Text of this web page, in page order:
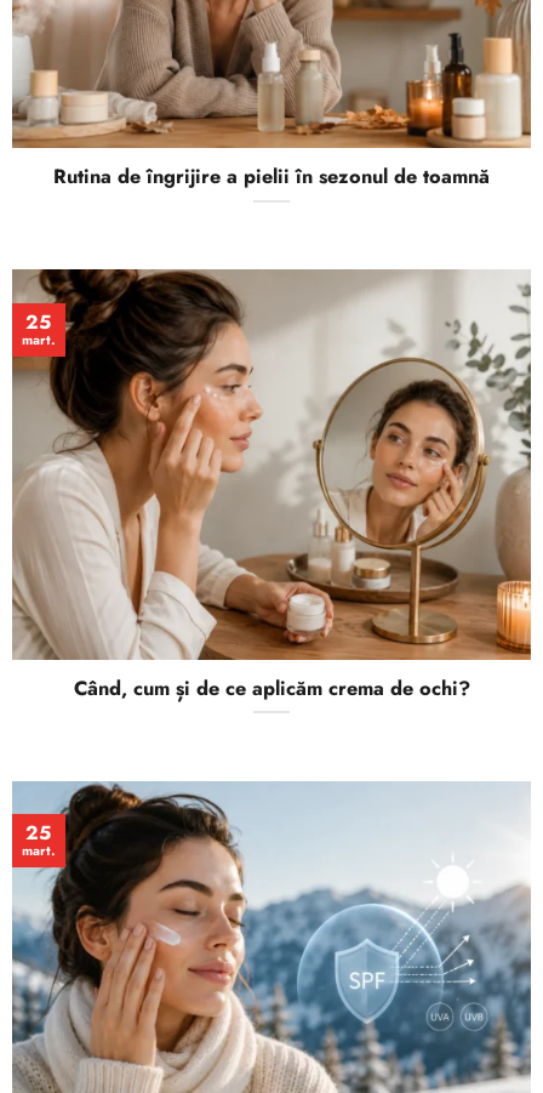
Rutina de îngrijire a pielii în sezonul de toamnă
Când, cum și de ce aplicăm crema de ochi?
25
mart.
25
mart.